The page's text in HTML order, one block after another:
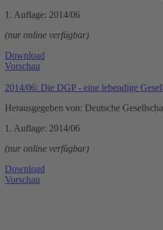
1. Auflage: 2014/06
(nur online verfügbar)
Download
Vorschau
2014/06: Die DGP - eine lebendige
Herausgegeben von: Deutsche
1. Auflage: 2014/06
(nur online verfügbar)
Download
Vorschau